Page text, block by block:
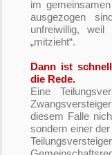
im
ausgezogen
unfreiwillig,
„mitzieht“.
Dann ist
die Rede.
Eine
diesem Falle
sondern einer